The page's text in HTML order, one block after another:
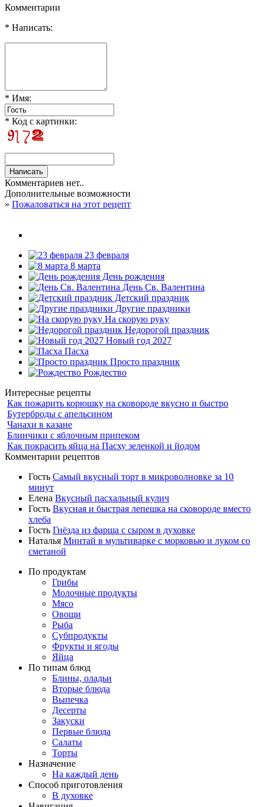
Комментарии
* Написать:
* Имя:
* Код с картинки:
Комментариев нет..
Дополнительные возможности
» Пожаловаться на этот рецепт
23 февраля
8 марта
День рождения
День Св. Валентина
Детский праздник
Другие праздники
На скорую руку
Недорогой праздник
Новый год 2027
Пасха
Просто праздник
Рождество
Интересные рецепты
Как пожарить корюшку на сковороде вкусно и быстро
Бутерброды с апельсином
Чанахи в казане
Блинчики с яблочным припеком
Как покрасить яйца на Пасху зеленкой и йодом
Комментарии рецептов
Гость Самый вкусный торт в микроволновке за 10
минут
Елена Вкусный пасхальный кулич
Гость Вкусная и быстрая лепешка на сковороде вместо
хлеба
Гость Гнёзда из фарша с сыром в духовке
Наталья Минтай в мультиварке с морковью и луком со
сметаной
По продуктам
Грибы
Молочные продукты
Мясо
Овощи
Рыба
Субпродукты
Фрукты и ягоды
Яйца
По типам блюд
Блины, оладьи
Вторые блюда
Выпечка
Десерты
Закуски
Первые блюда
Салаты
Торты
Назначение
На каждый день
Способ приготовления
В духовке